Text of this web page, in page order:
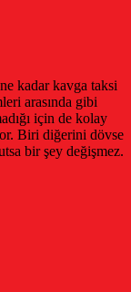
kadar kavga taksi
arasında gibi
için de kolay
Biri diğerini dövse
bir şey değişmez.